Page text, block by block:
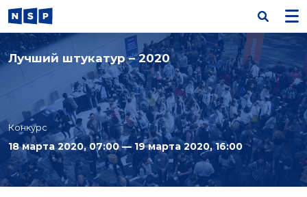
Лучший штукатур – 2020
Конкурс
18 марта 2020, 07:00 — 19 марта 2020, 16:00